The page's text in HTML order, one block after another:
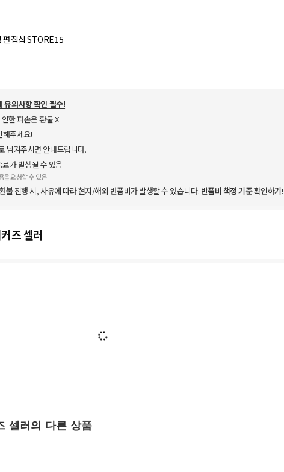
편집샵 STORE15
유의사항 확인 필수!
한 파손은 환불 X
해주세요!
남겨주시면 안내드립니다.
가 발생될 수 있음
을 요청할 수 있음
불 진행 시, 사유에 따라 현지/해외 반품비가 발생할 수 있습니다. 반품비 책정 기준 확인하기!
즈 셀러
셀러의 다른 상품